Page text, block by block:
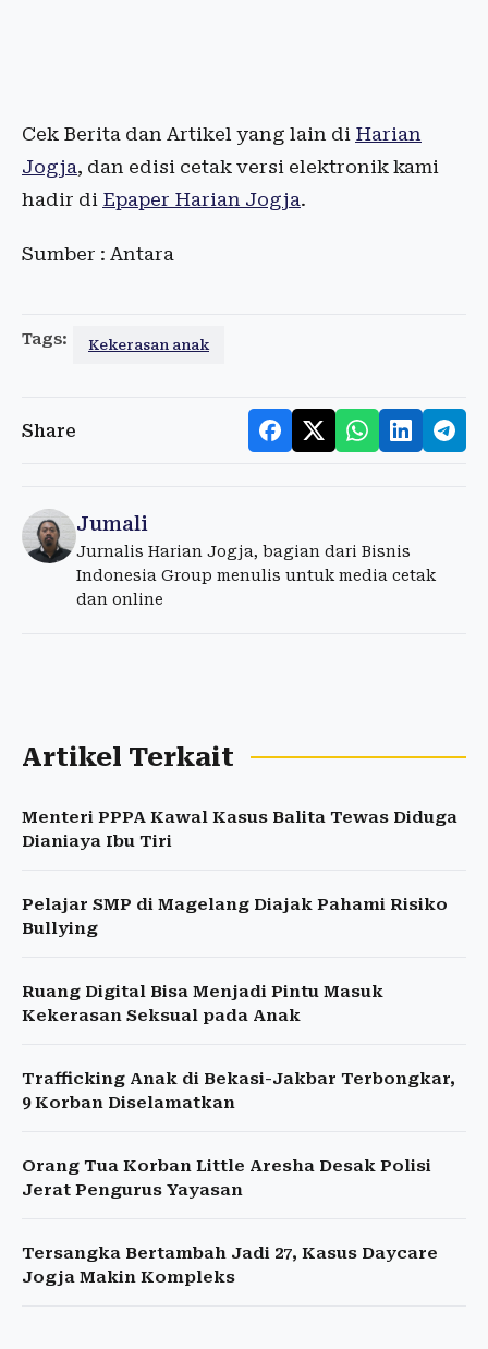
Cek Berita dan Artikel yang lain di Harian
Jogja, dan edisi cetak versi elektronik kami
hadir di Epaper Harian Jogja.
Sumber : Antara
Tags: Kekerasan anak
Share
Jumali
Jurnalis Harian Jogja, bagian dari Bisnis
Indonesia Group menulis untuk media cetak
dan online
Artikel Terkait
Menteri PPPA Kawal Kasus Balita Tewas Diduga
Dianiaya Ibu Tiri
Pelajar SMP di Magelang Diajak Pahami Risiko
Bullying
Ruang Digital Bisa Menjadi Pintu Masuk
Kekerasan Seksual pada Anak
Trafficking Anak di Bekasi-Jakbar Terbongkar,
9 Korban Diselamatkan
Orang Tua Korban Little Aresha Desak Polisi
Jerat Pengurus Yayasan
Tersangka Bertambah Jadi 27, Kasus Daycare
Jogja Makin Kompleks